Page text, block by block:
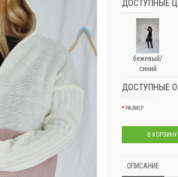
ДОСТУПНЫЕ
бежевый/
синий
ДОСТУПНЫЕ
РАЗМЕР
В КОРЗИНУ
ОПИСАНИЕ